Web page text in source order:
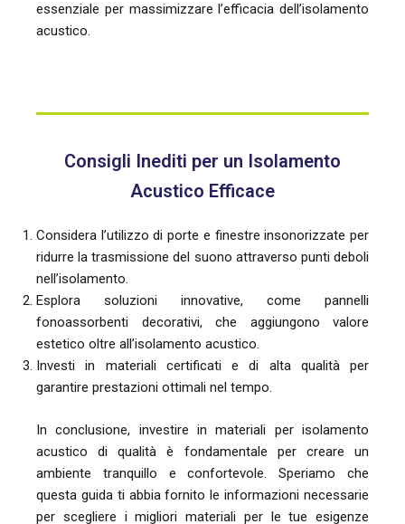
essenziale per massimizzare l’efficacia dell’isolamento
acustico.
Consigli Inediti per un Isolamento
Acustico Efficace
Considera l’utilizzo di porte e finestre insonorizzate per
ridurre la trasmissione del suono attraverso punti deboli
nell’isolamento.
Esplora soluzioni innovative, come pannelli
fonoassorbenti decorativi, che aggiungono valore
estetico oltre all’isolamento acustico.
Investi in materiali certificati e di alta qualità per
garantire prestazioni ottimali nel tempo.
In conclusione, investire in materiali per isolamento
acustico di qualità è fondamentale per creare un
ambiente tranquillo e confortevole. Speriamo che
questa guida ti abbia fornito le informazioni necessarie
per scegliere i migliori materiali per le tue esigenze